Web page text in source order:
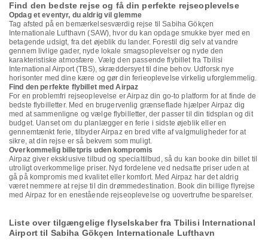
Find den bedste rejse og få din perfekte rejseoplevelse
Opdag et eventyr, du aldrig vil glemme
Tag afsted på en bemærkelsesværdig rejse til Sabiha Gökçen
Internationale Lufthavn (SAW), hvor du kan opdage smukke byer med en
betagende udsigt, fra det øjeblik du lander. Forestil dig selv at vandre
gennem livlige gader, nyde lokale smagsoplevelser og nyde den
karakteristiske atmosfære. Vælg den passende flybillet fra Tbilisi
International Airport (TBS), skræddersyet til dine behov. Udforsk nye
horisonter med dine kære og gør din ferieoplevelse virkelig uforglemmelig.
Find den perfekte flybillet med Airpaz
For en problemfri rejseoplevelse er Airpaz din go-to platform for at finde de
bedste flybilletter. Med en brugervenlig grænseflade hjælper Airpaz dig
med at sammenligne og vælge flybilletter, der passer til din tidsplan og dit
budget. Uanset om du planlægger en ferie i sidste øjeblik eller en
gennemtænkt ferie, tilbyder Airpaz en bred vifte af valgmuligheder for at
sikre, at din rejse er så bekvem som muligt.
Overkommelig billetpris uden kompromis
Airpaz giver eksklusive tilbud og specialtilbud, så du kan booke din billet til
utroligt overkommelige priser. Nyd fordelene ved nedsatte priser uden at
gå på kompromis med kvalitet eller komfort. Med Airpaz har det aldrig
været nemmere at rejse til din drømmedestination. Book din billige flyrejse
med Airpaz for en enestående rejseoplevelse og uovertrufne besparelser.
Liste over tilgængelige flyselskaber fra Tbilisi International
Airport til Sabiha Gökçen Internationale Lufthavn